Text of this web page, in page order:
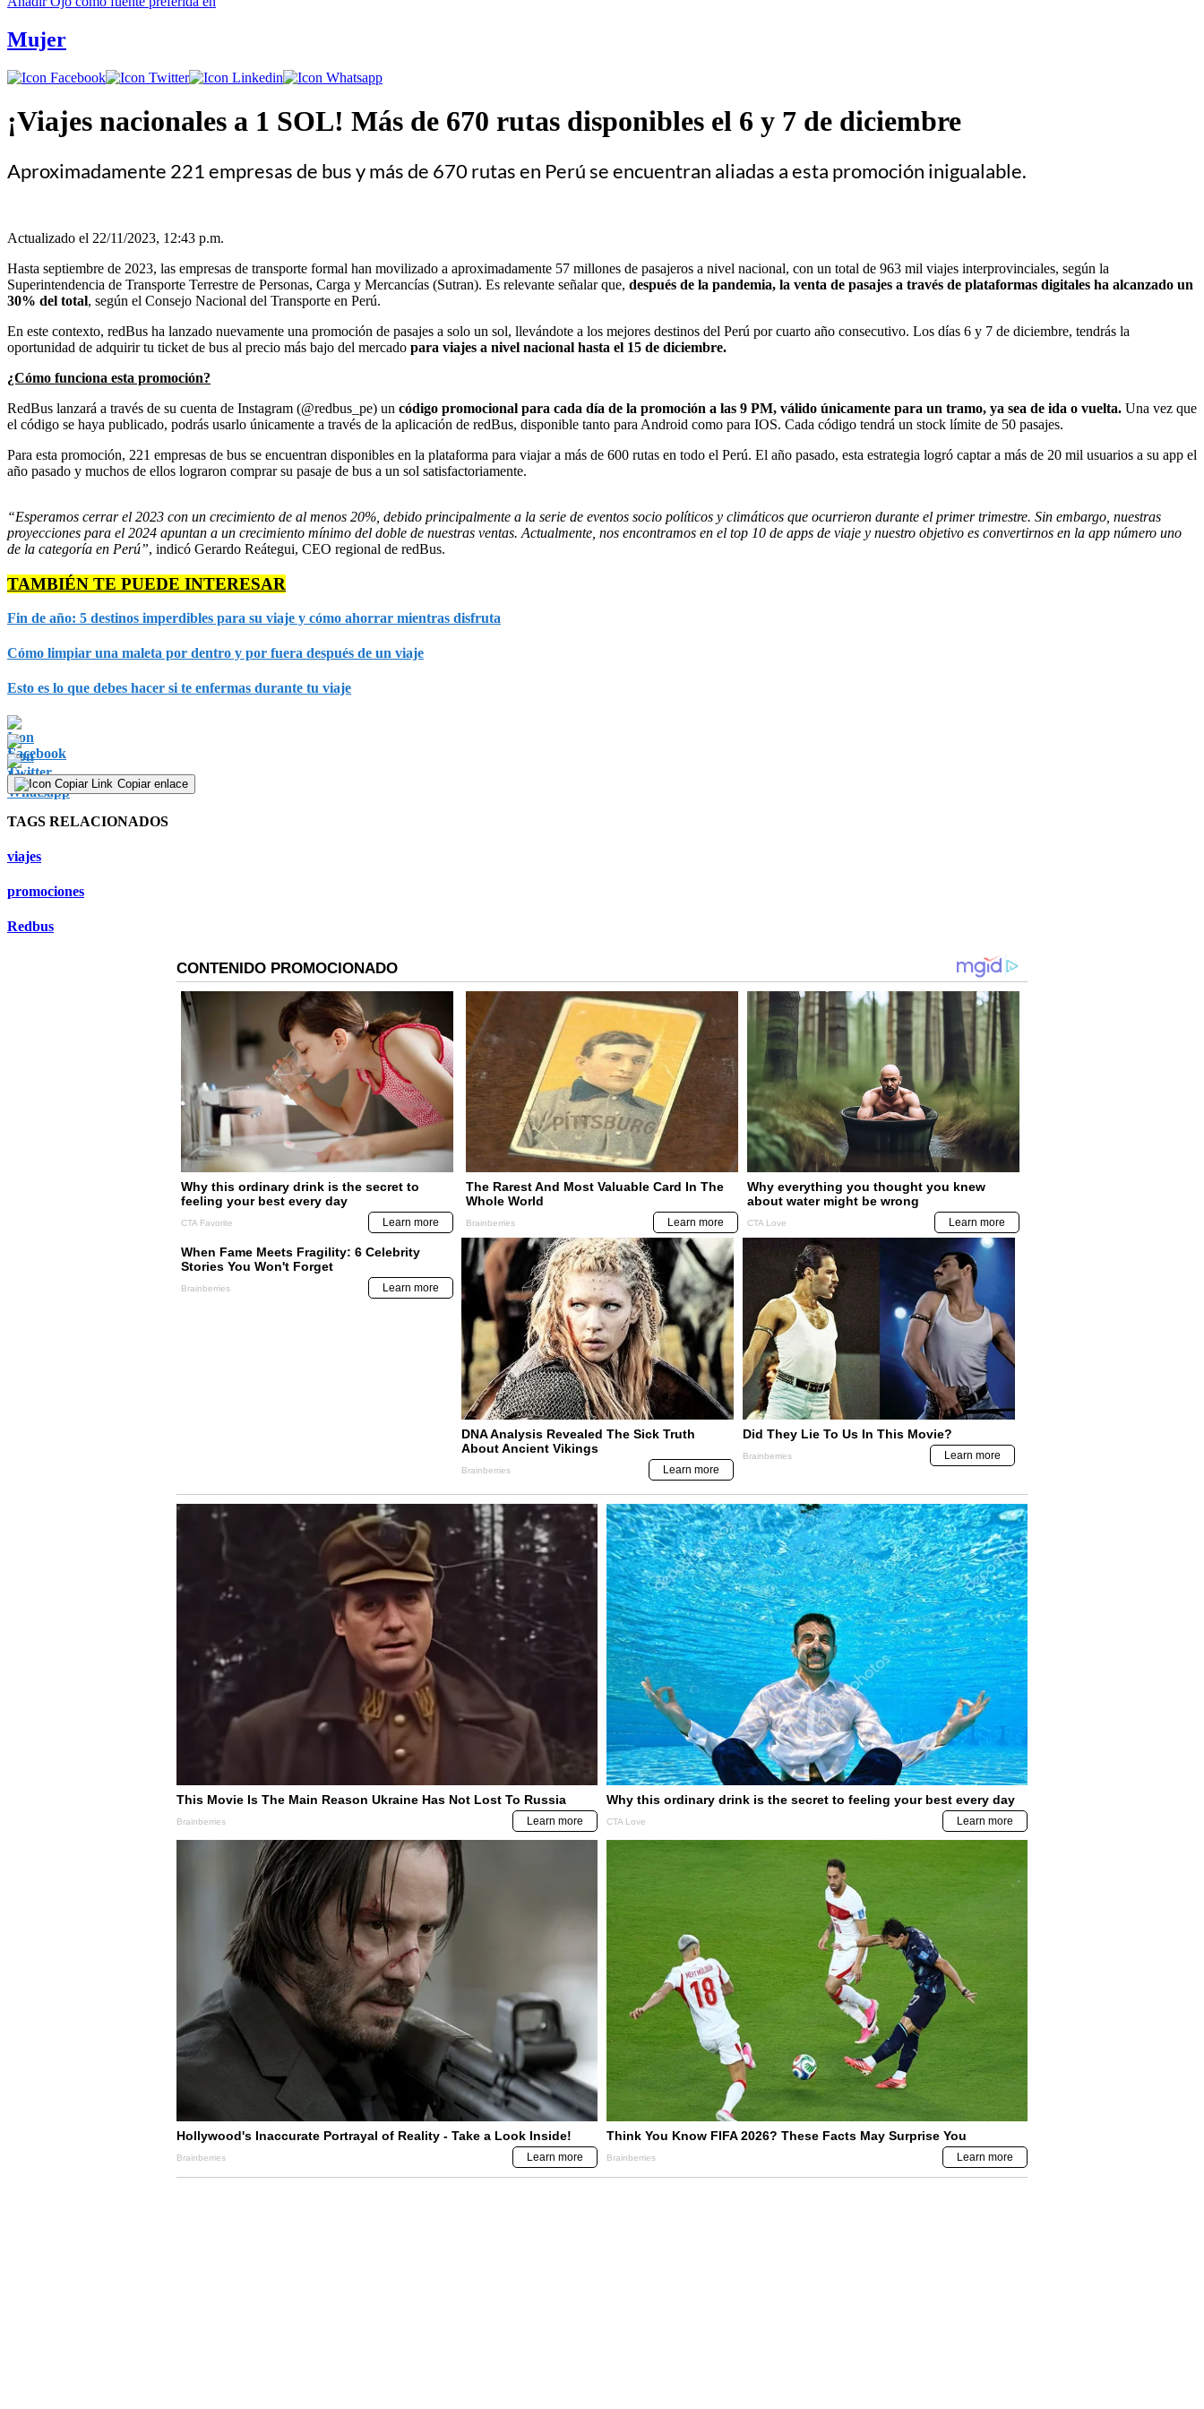
Mujer
¡Viajes nacionales a 1 SOL! Más de 670 rutas disponibles el 6 y 7 de diciembre
Aproximadamente 221 empresas de bus y más de 670 rutas en Perú se encuentran aliadas a esta promoción inigualable.
Actualizado el 22/11/2023, 12:43 p.m.
Hasta septiembre de 2023, las empresas de transporte formal han movilizado a aproximadamente 57 millones de pasajeros a nivel nacional, con un total de 963 mil viajes interprovinciales, según la
Superintendencia de Transporte Terrestre de Personas, Carga y Mercancías (Sutran). Es relevante señalar que, después de la pandemia, la venta de pasajes a través de plataformas digitales ha alcanzado un
30% del total, según el Consejo Nacional del Transporte en Perú.
En este contexto, redBus ha lanzado nuevamente una promoción de pasajes a solo un sol, llevándote a los mejores destinos del Perú por cuarto año consecutivo. Los días 6 y 7 de diciembre, tendrás la
oportunidad de adquirir tu ticket de bus al precio más bajo del mercado para viajes a nivel nacional hasta el 15 de diciembre.
¿Cómo funciona esta promoción?
RedBus lanzará a través de su cuenta de Instagram (@redbus_pe) un código promocional para cada día de la promoción a las 9 PM, válido únicamente para un tramo, ya sea de ida o vuelta. Una vez que
el código se haya publicado, podrás usarlo únicamente a través de la aplicación de redBus, disponible tanto para Android como para IOS. Cada código tendrá un stock límite de 50 pasajes.
Para esta promoción, 221 empresas de bus se encuentran disponibles en la plataforma para viajar a más de 600 rutas en todo el Perú. El año pasado, esta estrategia logró captar a más de 20 mil usuarios a su app el
año pasado y muchos de ellos lograron comprar su pasaje de bus a un sol satisfactoriamente.
“Esperamos cerrar el 2023 con un crecimiento de al menos 20%, debido principalmente a la serie de eventos socio políticos y climáticos que ocurrieron durante el primer trimestre. Sin embargo, nuestras
proyecciones para el 2024 apuntan a un crecimiento mínimo del doble de nuestras ventas. Actualmente, nos encontramos en el top 10 de apps de viaje y nuestro objetivo es convertirnos en la app número uno
de la categoría en Perú”, indicó Gerardo Reátegui, CEO regional de redBus.
TAMBIÉN TE PUEDE INTERESAR
Fin de año: 5 destinos imperdibles para su viaje y cómo ahorrar mientras disfruta
Cómo limpiar una maleta por dentro y por fuera después de un viaje
Esto es lo que debes hacer si te enfermas durante tu viaje
Copiar enlace
TAGS RELACIONADOS
viajes
promociones
Redbus